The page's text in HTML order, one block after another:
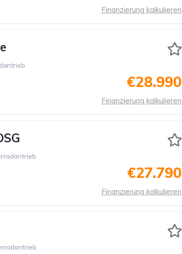
Finanzierung kalkulieren
€28.990
Finanzierung kalkulieren
€27.790
Finanzierung kalkulieren